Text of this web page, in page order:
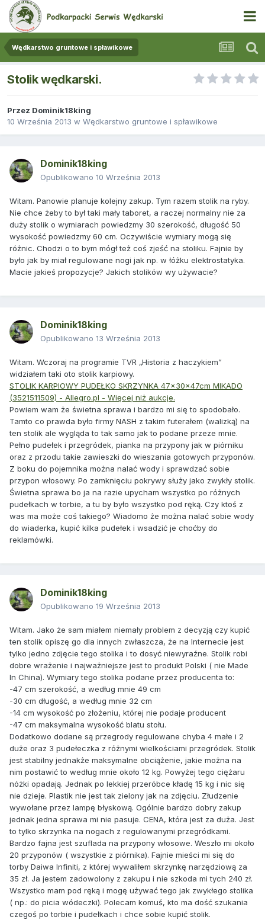
Wędkarstwo gruntowe i spławikowe
Stolik wędkarski.
Przez Dominik18king
10 Września 2013 w Wędkarstwo gruntowe i spławikowe
Dominik18king
Opublikowano 10 Września 2013
Witam. Panowie planuje kolejny zakup. Tym razem stolik na ryby.
Nie chce żeby to był taki mały taboret, a raczej normalny nie za
duży stolik o wymiarach powiedzmy 30 szerokość, długość 50
wysokość powiedzmy 60 cm. Oczywiście wymiary mogą się
różnic. Chodzi o to bym mógł też coś zjeść na stoliku. Fajnie by
było jak by miał regulowane nogi jak np. w łóżku elektrostatyka.
Macie jakieś propozycje? Jakich stolików wy używacie?
Dominik18king
Opublikowano 13 Września 2013
Witam. Wczoraj na programie TVR „Historia z haczykiem”
widziałem taki oto stolik karpiowy.
STOLIK KARPIOWY PUDEŁKO SKRZYNKA 47x30x47cm MIKADO
(3521511509) - Allegro.pl - Więcej niż aukcje.
Powiem wam że świetna sprawa i bardzo mi się to spodobało.
Tamto co prawda było firmy NASH z takim futerałem (walizką) na
ten stolik ale wygląda to tak samo jak to podane przeze mnie.
Pełno pudełek i przegródek, pianka na przypony jak w piórniku
oraz z przodu takie zawieszki do wieszania gotowych przyponów.
Z boku do pojemnika można nalać wody i sprawdzać sobie
przypon włosowy. Po zamknięciu pokrywy służy jako zwykły stolik.
Świetna sprawa bo ja na razie upycham wszystko po różnych
pudełkach w torbie, a tu by było wszystko pod ręką. Czy ktoś z
was ma może coś takiego? Wiadomo że można nalać sobie wody
do wiaderka, kupić kilka pudełek i wsadzić je choćby do
reklamówki.
Dominik18king
Opublikowano 19 Września 2013
Witam. Jako że sam miałem niemały problem z decyzją czy kupić
ten stolik opiszę go dla innych zwłaszcza, że na Internecie jest
tylko jedno zdjęcie tego stolika i to dosyć niewyraźne. Stolik robi
dobre wrażenie i najważniejsze jest to produkt Polski ( nie Made
In China). Wymiary tego stolika podane przez producenta to:
-47 cm szerokość, a według mnie 49 cm
-30 cm długość, a według mnie 32 cm
-14 cm wysokość po złożeniu, której nie podaje producent
-47 cm maksymalna wysokość blatu stołu.
Dodatkowo dodane są przegrody regulowane chyba 4 małe i 2
duże oraz 3 pudełeczka z różnymi wielkościami przegródek. Stolik
jest stabilny jednakże maksymalne obciążenie, jakie można na
nim postawić to według mnie około 12 kg. Powyżej tego ciężaru
nóżki opadają. Jednak po lekkiej przeróbce kładę 15 kg i nic się
nie dzieje. Plastik nie jest tak zielony jak na zdjęciu. Złudzenie
wywołane przez lampę błyskową. Ogólnie bardzo dobry zakup
jednak jedna sprawa mi nie pasuje. CENA, która jest za duża. Jest
to tylko skrzynka na nogach z regulowanymi przegródkami.
Bardzo fajna jest szuflada na przypony włosowe. Weszło mi około
20 przyponów ( wszystkie z piórnika). Fajnie mieści mi się do
torby Daiwa Infiniti, z której wywaliłem skrzynkę narzędziową za
35 zł. Ja jestem zadowolony z zakupu i nie szkoda mi tych 240 zł.
Wszystko mam pod ręką i mogę używać tego jak zwykłego stolika
( np.: do picia wódeczki). Polecam komuś, kto ma dość szukania
czegoś po torbie i pudełkach i chce sobie kupić stolik.